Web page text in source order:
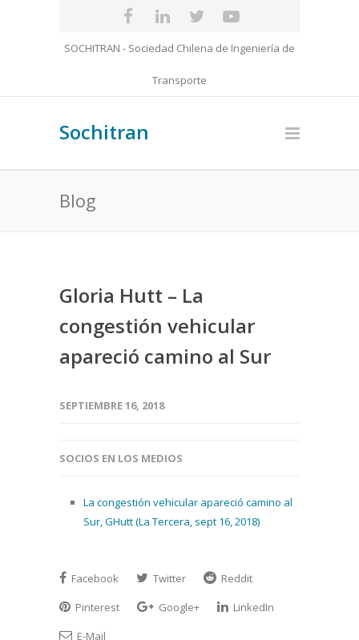
SOCHITRAN - Sociedad Chilena de Ingeniería de
Transporte
Sochitran
Blog
Gloria Hutt – La
congestión vehicular
apareció camino al Sur
SEPTIEMBRE 16, 2018
SOCIOS EN LOS MEDIOS
La congestión vehicular apareció camino al
Sur, GHutt (La Tercera, sept 16, 2018)
Facebook Twitter
Reddit
Pinterest
Google+
LinkedIn
E-Mail